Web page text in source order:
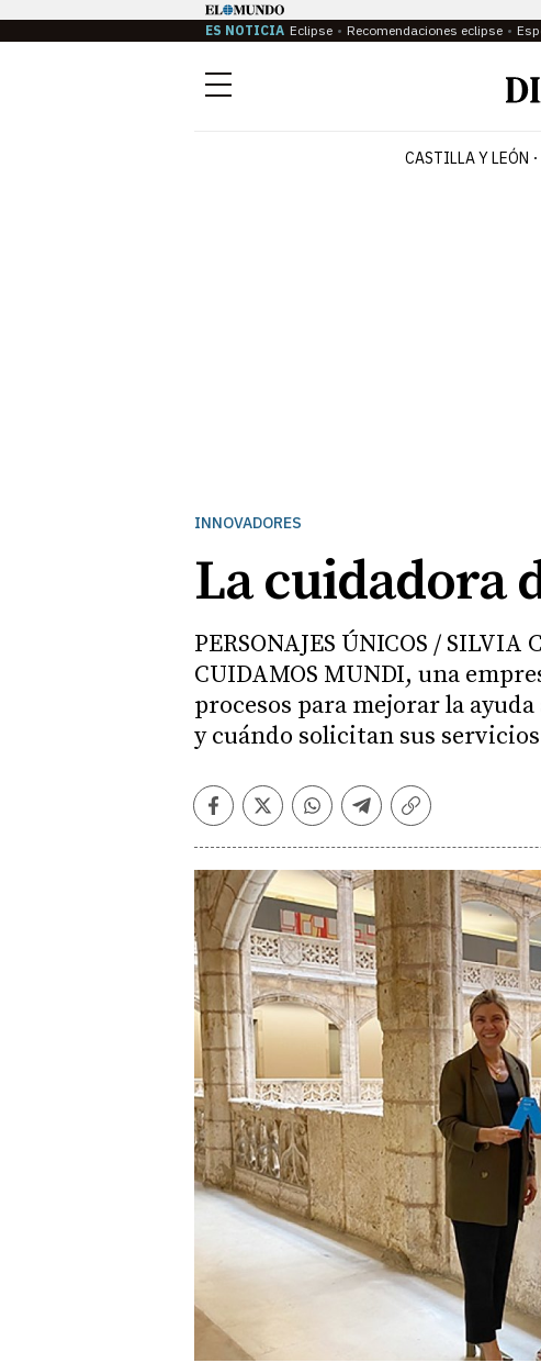
ES NOTICIA Eclipse Recomendaciones eclipse
Menú
CASTILLA Y LEÓN
INNOVADORES
La cuidadora
PERSONAJES ÚNICOS /
CUIDAMOS MUNDI, una
procesos para mejorar la
y cuándo solicitan sus
Facebook
TwitterWhatsapp
Telegram
Copiar